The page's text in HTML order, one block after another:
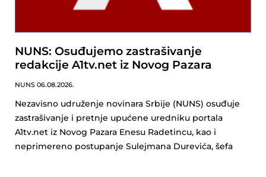
NUNS: Osuđujemo zastrašivanje
redakcije A1tv.net iz Novog Pazara
NUNS 06.08.2026.
Nezavisno udruženje novinara Srbije (NUNS) osuđuje
zastrašivanje i pretnje upućene uredniku portala
A1tv.net iz Novog Pazara Enesu Radetincu, kao i
neprimereno postupanje Sulejmana Durevića, šefa